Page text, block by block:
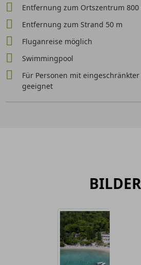
Entfernung zum Ortszentrum 800
Entfernung zum Strand 50 m
Fluganreise möglich
Swimmingpool
Für Personen mit
geeignet
BILDER